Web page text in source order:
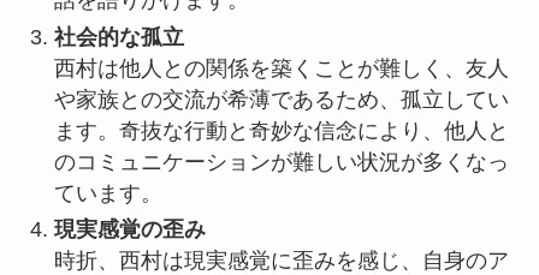
社会的な孤立
西村は他人との関係を築くことが難しく、友人
や家族との交流が希薄であるため、孤立してい
ます。奇抜な行動と奇妙な信念により、他人と
のコミュニケーションが難しい状況が多くなっ
ています。
現実感覚の歪み
時折、西村は現実感覚に歪みを感じ、自身のア